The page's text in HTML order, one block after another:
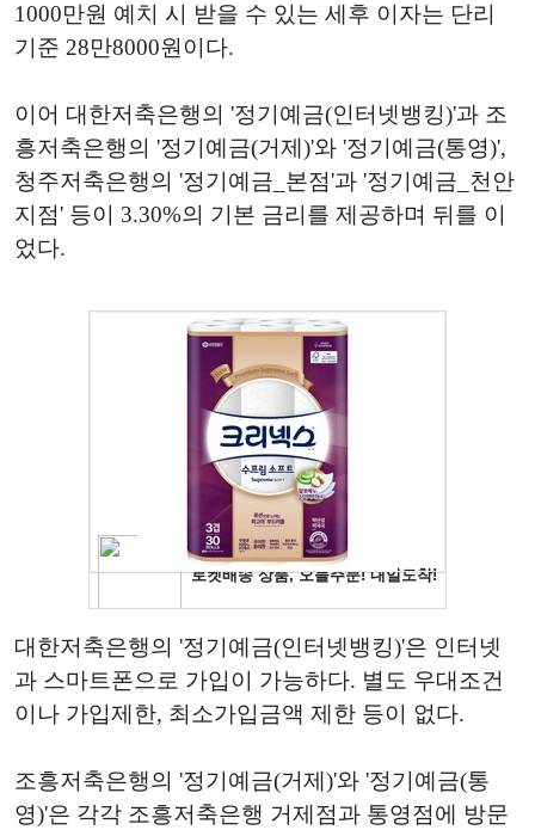
1000만원 예치 시 받을 수 있는 세후 이자는 단리
기준 28만8000원이다.
이어 대한저축은행의 '정기예금(인터넷뱅킹)'과 조
흥저축은행의 '정기예금(거제)'와 '정기예금(통영)',
청주저축은행의 '정기예금_본점'과 '정기예금_천안
지점' 등이 3.30%의 기본 금리를 제공하며 뒤를 이
었다.
대한저축은행의 '정기예금(인터넷뱅킹)'은 인터넷
과 스마트폰으로 가입이 가능하다. 별도 우대조건
이나 가입제한, 최소가입금액 제한 등이 없다.
조흥저축은행의 '정기예금(거제)'와 '정기예금(통
영)'은 각각 조흥저축은행 거제점과 통영점에 방문